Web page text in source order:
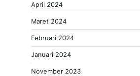
April 2024
Maret 2024
Februari 2024
Januari 2024
November 2023